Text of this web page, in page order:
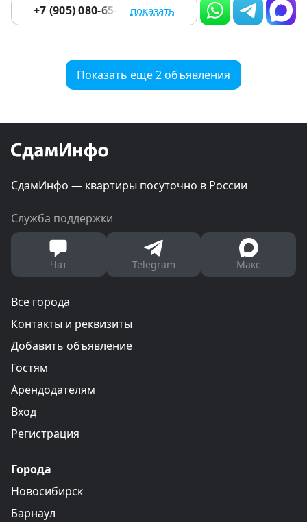
+7 (905) 080-65-64 показать
Показать еще 2 объявления
СдамИнфо — квартиры посуточно в России
Служба поддержки
Чат Telegram Макс
Все города
Контакты и реквизиты
Добавить объявление
Гостям
Арендодателям
Вход
Регистрация
Города
Новосибирск
Барнаул